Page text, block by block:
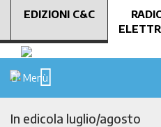
EDIZIONI C&C
Menù
In edicola luglio/agosto